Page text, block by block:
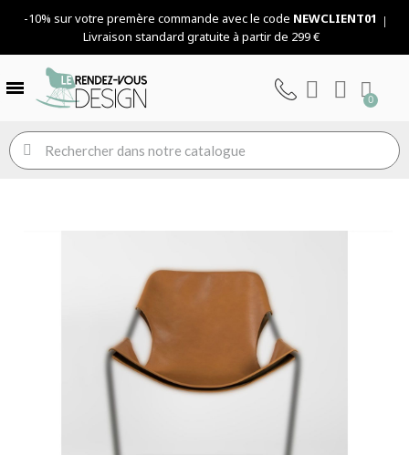
-10% sur votre premère commande avec le code NEWCLIENT01
Livraison standard gratuite à partir de 299 €